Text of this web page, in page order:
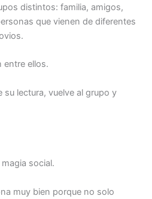
distintos: familia, amigos,
que vienen de diferentes
entre ellos.
lectura, vuelve al grupo y
social.
muy bien porque no solo